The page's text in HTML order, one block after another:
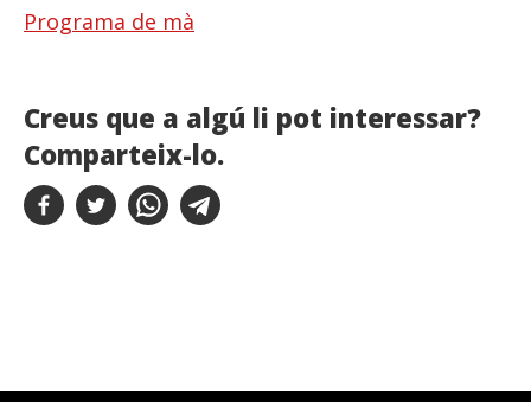
Programa de mà
Creus que a algú li pot interessar?
Comparteix-lo.